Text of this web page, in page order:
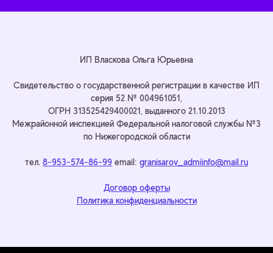
ИП Власкова Ольга Юрьевна
Cвидетельство о государственной регистрации в качестве ИП
серия 52 № 004961051,
ОГРН 313525429400021, выданного 21.10.2013
Межрайонной инспекцией Федеральной налоговой службы №3
по Нижегородской области
тел. 8-953-574-86-99 email: granisarov_admiinfo@mail.ru
Договор оферты
Политика конфиденциальности